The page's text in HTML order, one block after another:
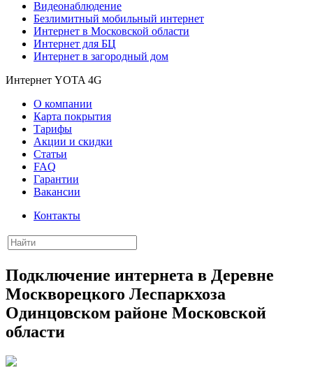
Видеонаблюдение
Безлимитный мобильный интернет
Интернет в Московской области
Интернет для БЦ
Интернет в загородный дом
Интернет YOTA 4G
О компании
Карта покрытия
Тарифы
Акции и скидки
Статьи
FAQ
Гарантии
Вакансии
Контакты
Подключение интернета в Деревне
Москворецкого Леспаркхоза
Одинцовском районе Московской
области